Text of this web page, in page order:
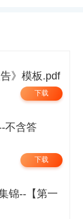
》模板.pdf
下载
不含答
下载
锦--【第一